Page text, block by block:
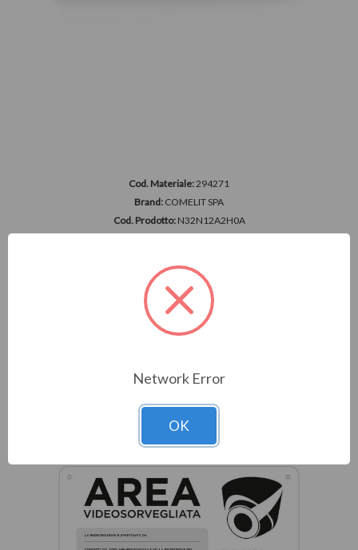
Cod. Materiale:294271
Brand: COMELIT SPA
Cod. Prodotto: N32N12A2H0A
Accedi per vedere i prezzi
Network Error
OK